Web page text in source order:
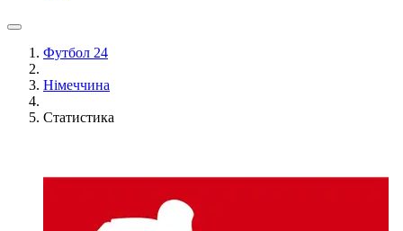
Футбол 24
Німеччина
Статистика